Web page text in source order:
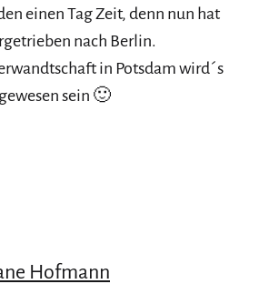
einen Tag Zeit, denn nun hat
nach Berlin.
in Potsdam wird´s
sein 🙂
Hofmann